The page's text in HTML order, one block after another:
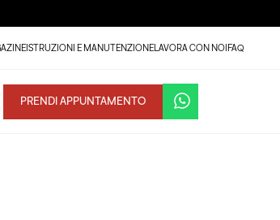
ISTRUZIONI E MANUTENZIONELAVORA CON NOIFAQ
PRENDI APPUNTAMENTO